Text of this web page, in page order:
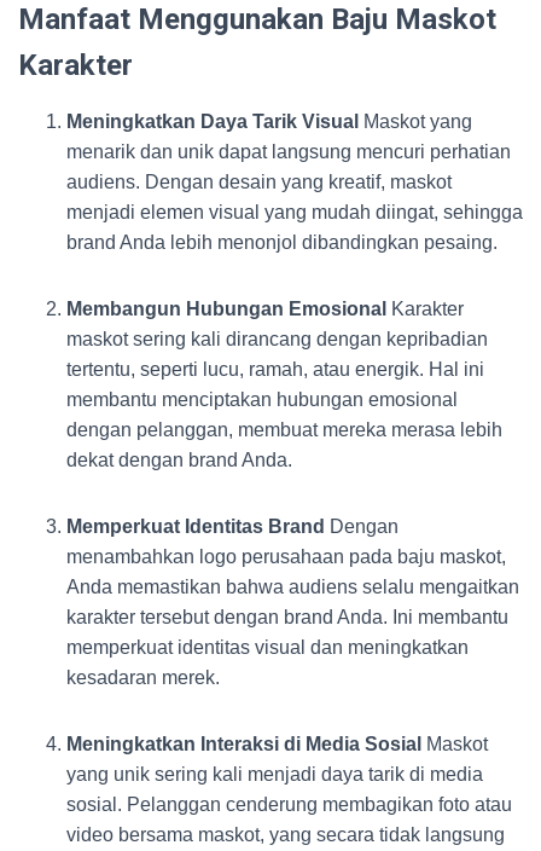
Manfaat Menggunakan Baju Maskot
Karakter
Meningkatkan Daya Tarik Visual Maskot yang
menarik dan unik dapat langsung mencuri perhatian
audiens. Dengan desain yang kreatif, maskot
menjadi elemen visual yang mudah diingat, sehingga
brand Anda lebih menonjol dibandingkan pesaing.
Membangun Hubungan Emosional Karakter
maskot sering kali dirancang dengan kepribadian
tertentu, seperti lucu, ramah, atau energik. Hal ini
membantu menciptakan hubungan emosional
dengan pelanggan, membuat mereka merasa lebih
dekat dengan brand Anda.
Memperkuat Identitas Brand Dengan
menambahkan logo perusahaan pada baju maskot,
Anda memastikan bahwa audiens selalu mengaitkan
karakter tersebut dengan brand Anda. Ini membantu
memperkuat identitas visual dan meningkatkan
kesadaran merek.
Meningkatkan Interaksi di Media Sosial Maskot
yang unik sering kali menjadi daya tarik di media
sosial. Pelanggan cenderung membagikan foto atau
video bersama maskot, yang secara tidak langsung